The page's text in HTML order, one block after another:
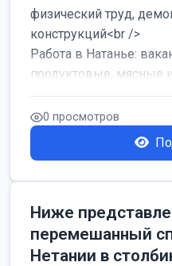
физический труд,
конструкций<br />
Работа в Натанье:
продуктовые, мясные
Разнорабочий на
0 просмотров
Ниже
перемешанный
Нетании в